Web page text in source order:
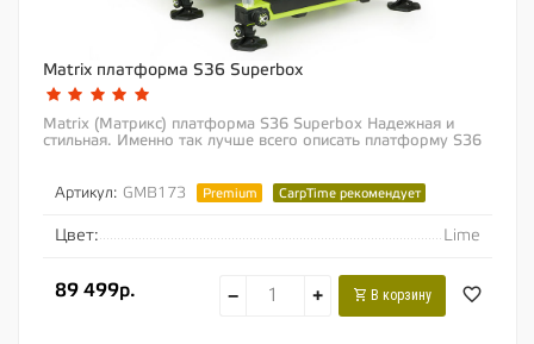
Matrix платформа S36 Superbox
Matrix (Матрикс) платформа S36 Superbox Надежная и
стильная. Именно так лучше всего описать платформу S36
Артикул: GMB173 Premium CarpTime рекомендует
Цвет: Lime
89 499р. − + В корзину